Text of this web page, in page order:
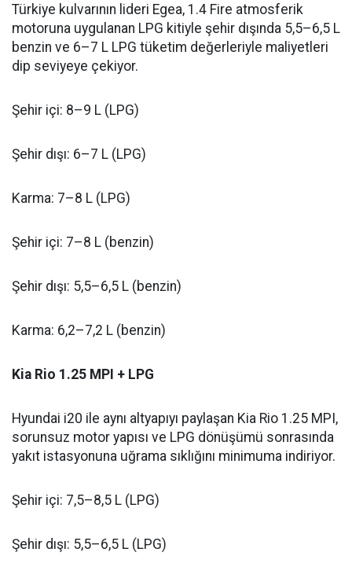
Türkiye kulvarının lideri Egea, 1.4 Fire atmosferik
motoruna uygulanan LPG kitiyle şehir dışında 5,5–6,5 L
benzin ve 6–7 L LPG tüketim değerleriyle maliyetleri
dip seviyeye çekiyor.
Şehir içi: 8–9 L (LPG)
Şehir dışı: 6–7 L (LPG)
Karma: 7–8 L (LPG)
Şehir içi: 7–8 L (benzin)
Şehir dışı: 5,5–6,5 L (benzin)
Karma: 6,2–7,2 L (benzin)
Kia Rio 1.25 MPI + LPG
Hyundai i20 ile aynı altyapıyı paylaşan Kia Rio 1.25 MPI,
sorunsuz motor yapısı ve LPG dönüşümü sonrasında
yakıt istasyonuna uğrama sıklığını minimuma indiriyor.
Şehir içi: 7,5–8,5 L (LPG)
Şehir dışı: 5,5–6,5 L (LPG)